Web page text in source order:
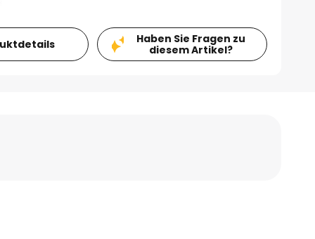
Haben Sie Fragen zu
diesem Artikel?